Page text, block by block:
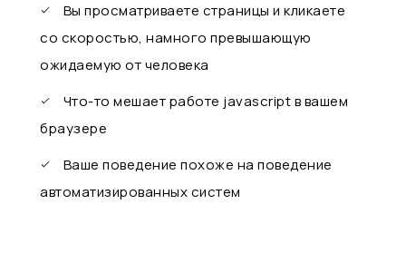
Вы просматриваете страницы и кликаете
со скоростью, намного превышающую
ожидаемую от человека
Что-то мешает работе javascript в вашем
браузере
Ваше поведение похоже на поведение
автоматизированных систем